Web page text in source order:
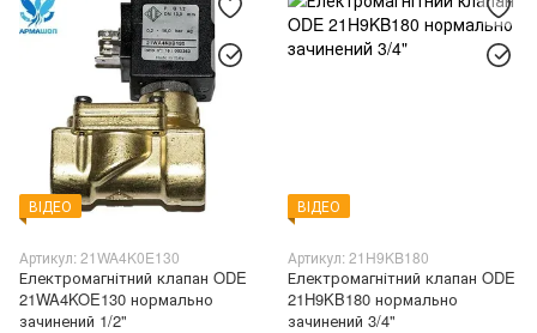
ВІДЕО
Артикул: 21WA4K0E130
Електромагнітний клапан ODE
21WA4KOE130 нормально
зачинений 1/2"
ВІДЕО
Артикул: 21H9KB180
Електромагнітний клапан ODE
21H9KB180 нормально
зачинений 3/4"